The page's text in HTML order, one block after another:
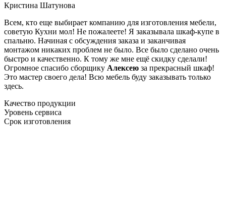
Кристина Шатунова
Всем, кто еще выбирает компанию для изготовления мебели,
советую Кухни мол! Не пожалеете! Я заказывала шкаф-купе в
спальню. Начиная с обсуждения заказа и заканчивая
монтажом никаких проблем не было. Все было сделано очень
быстро и качественно. К тому же мне ещё скидку сделали!
Огромное спасибо сборщику Алексею за прекрасный шкаф!
Это мастер своего дела! Всю мебель буду заказывать только
здесь.
Качество продукции
Уровень сервиса
Срок изготовления